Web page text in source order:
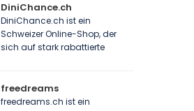
DiniChance.ch
DiniChance.ch ist ein
Schweizer Online-Shop, der
sich auf stark rabattierte
freedreams
freedreams.ch ist ein